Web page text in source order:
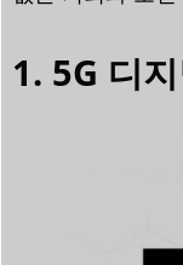
1. 5G 디